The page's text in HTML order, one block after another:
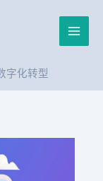
Main
字化转型